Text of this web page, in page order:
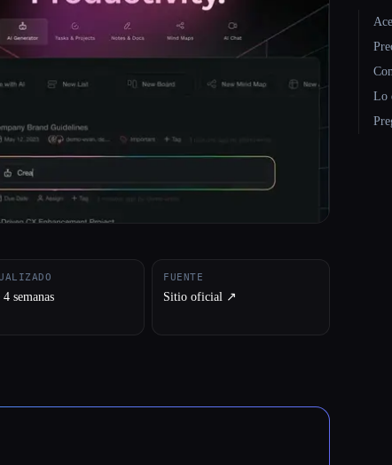
4 semanas
FUENTE
Sitio oficial ↗︎
Lo